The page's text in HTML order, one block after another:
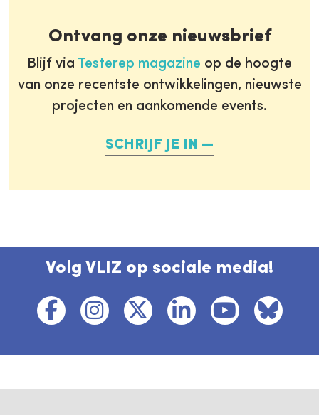
Ontvang onze nieuwsbrief
Blijf via Testerep magazine op de hoogte
van onze recentste ontwikkelingen, nieuwste
projecten en aankomende events.
SCHRIJF JE IN
Volg VLIZ op sociale media!